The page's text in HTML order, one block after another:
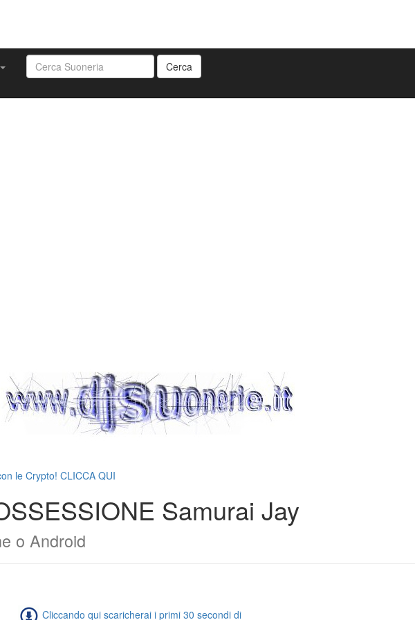
Cerca
le Crypto! CLICCA QUI
Samurai Jay
o Android
Cliccando qui scaricherai i primi 30 secondi di